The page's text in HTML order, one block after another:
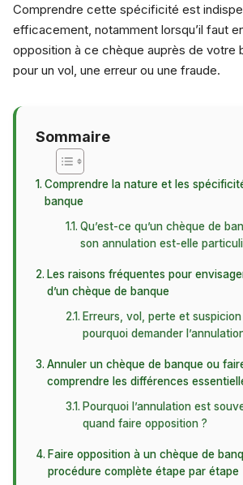
Comprendre cette spécificité est
efficacement, notamment lorsqu’il faut
opposition à ce chèque auprès de votre
pour un vol, une erreur ou une fraude.
Sommaire
Comprendre la nature et les
banque
Qu’est-ce qu’un chèque de
son annulation est-elle
Les raisons fréquentes pour
d’un chèque de banque
Erreurs, vol, perte et
pourquoi demander
Annuler un chèque de banque ou
comprendre les différences
Pourquoi l’annulation est
quand faire opposition ?
Faire opposition à un chèque de
procédure complète étape par étape